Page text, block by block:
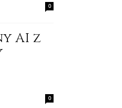
0
AI z
0